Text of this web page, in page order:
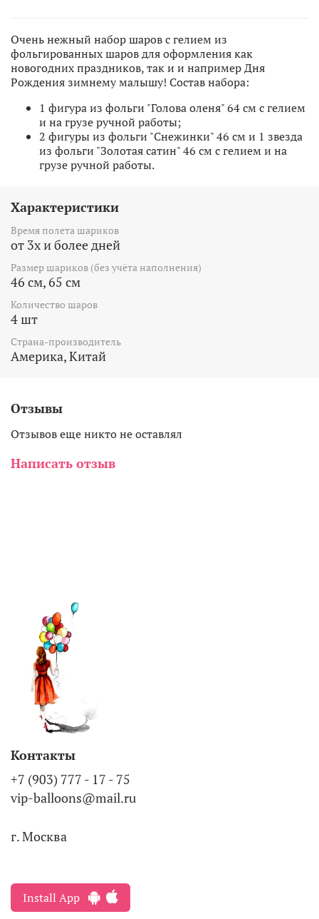
Очень нежный набор шаров с гелием из
фольгированных шаров для оформления как
новогодних праздников, так и и например Дня
Рождения зимнему малышу! Состав набора:
1 фигура из фольги "Голова оленя" 64 см с гелием
и на грузе ручной работы;
2 фигуры из фольги "Снежинки" 46 см и 1 звезда
из фольги "Золотая сатин" 46 см с гелием и на
грузе ручной работы.
Характеристики
Время полета шариков
от 3х и более дней
Размер шариков (без учёта наполнения)
46 см, 65 см
Количество шаров
4 шт
Страна-производитель
Америка, Китай
Отзывы
Отзывов еще никто не оставлял
Написать отзыв
Контакты
+7 (903) 777 - 17 - 75
vip-balloons@mail.ru
г. Москва
Install App